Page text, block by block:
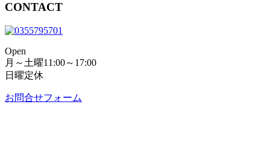
CONTACT
Open
月～土曜11:00～17:00
日曜定休
お問合せフォーム